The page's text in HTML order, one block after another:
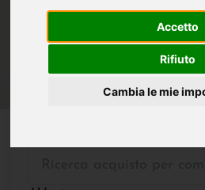
Accetto
Rifiuto
Cambia le mie